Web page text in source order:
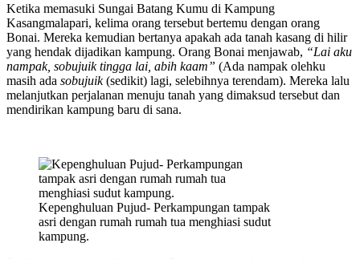
Ketika memasuki Sungai Batang Kumu di Kampung
Kasangmalapari, kelima orang tersebut bertemu dengan orang
Bonai. Mereka kemudian bertanya apakah ada tanah kasang di hilir
yang hendak dijadikan kampung. Orang Bonai menjawab, “Lai aku
nampak, sobujuik tingga lai, abih kaam” (Ada nampak olehku
masih ada sobujuik(sedikit) lagi, selebihnya terendam). Mereka lalu
melanjutkan perjalanan menuju tanah yang dimaksud tersebut dan
mendirikan kampung baru di sana.
Kepenghuluan Pujud- Perkampungan tampak
asri dengan rumah rumah tua menghiasi sudut
kampung.